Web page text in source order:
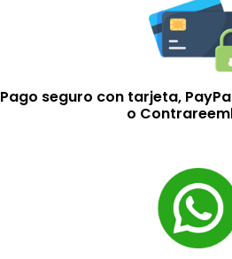
Pago seguro con tarjeta,
o